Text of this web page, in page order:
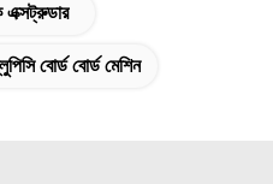
এক্সট্রুডার
বোর্ড বোর্ড মেশিন